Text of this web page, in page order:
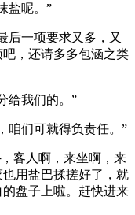
盐呢。”
后一项要求又多，又
，还请多多包涵之类
给我们的。”
咱们可就得负责任。”
客人啊，来坐啊，来
用盐巴揉搓好了，就
盘子上啦。赶快进来